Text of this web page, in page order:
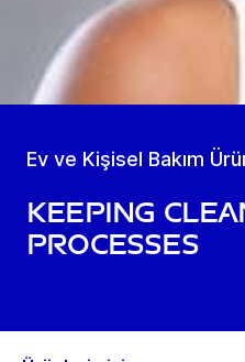
Ev ve Kişisel Bakım
Keeping
processes